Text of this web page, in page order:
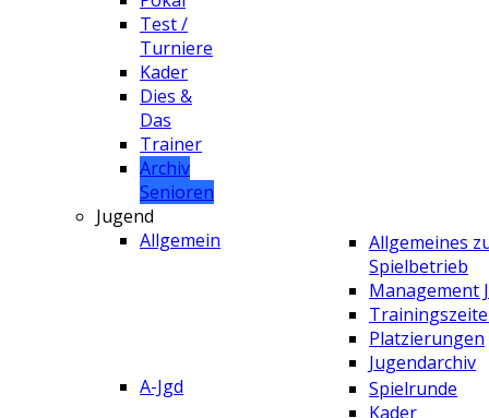
Test /
Turniere
Kader
Dies &
Das
Trainer
Archiv
Senioren
Jugend
Allgemein
Allgemeines
Spielbetrieb
Management
Platzierungen
Jugendarchiv
A-Jgd
Spielrunde
Kader